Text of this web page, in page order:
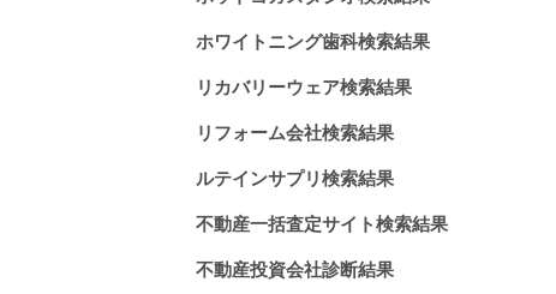
ホワイトニング歯科検索結果
リカバリーウェア検索結果
リフォーム会社検索結果
ルテインサプリ検索結果
不動産一括査定サイト検索結果
不動産投資会社診断結果